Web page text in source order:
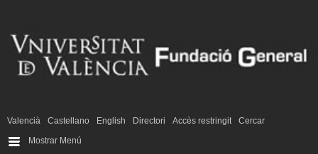
Valencià Castellano English Directori Accès restringit
Cercar
Mostrar Menú